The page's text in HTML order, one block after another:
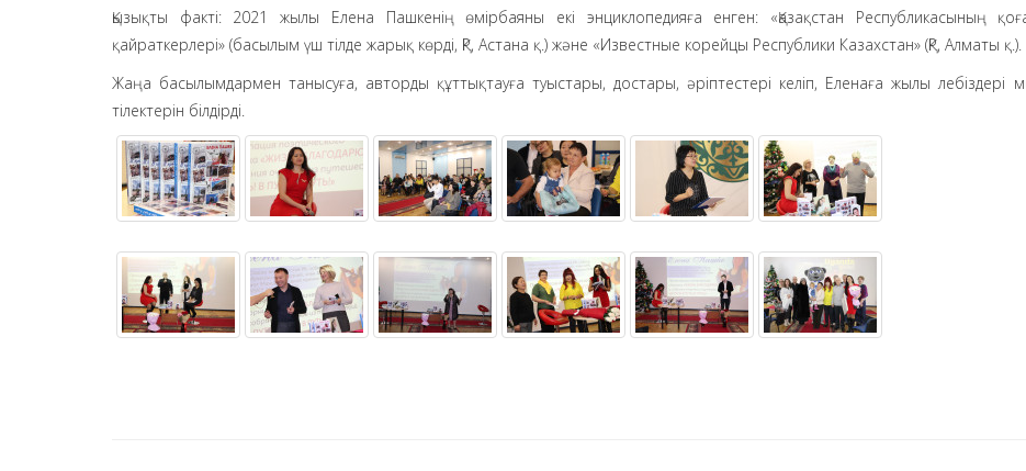
Қызықты факті: 2021 жылы Елена Пашкенің өмірбаяны екі энциклопедияға енген: «Қазақстан Республикасының
қайраткерлері» (басылым үш тілде жарық көрді, ҚР, Астана қ.) және «Известные корейцы Республики Казахстан» (ҚР, Алматы қ.).
Жаңа басылымдармен танысуға, авторды құттықтауға туыстары, достары, әріптестері келіп, Еленаға жылы лебіздері
тілектерін білдірді.